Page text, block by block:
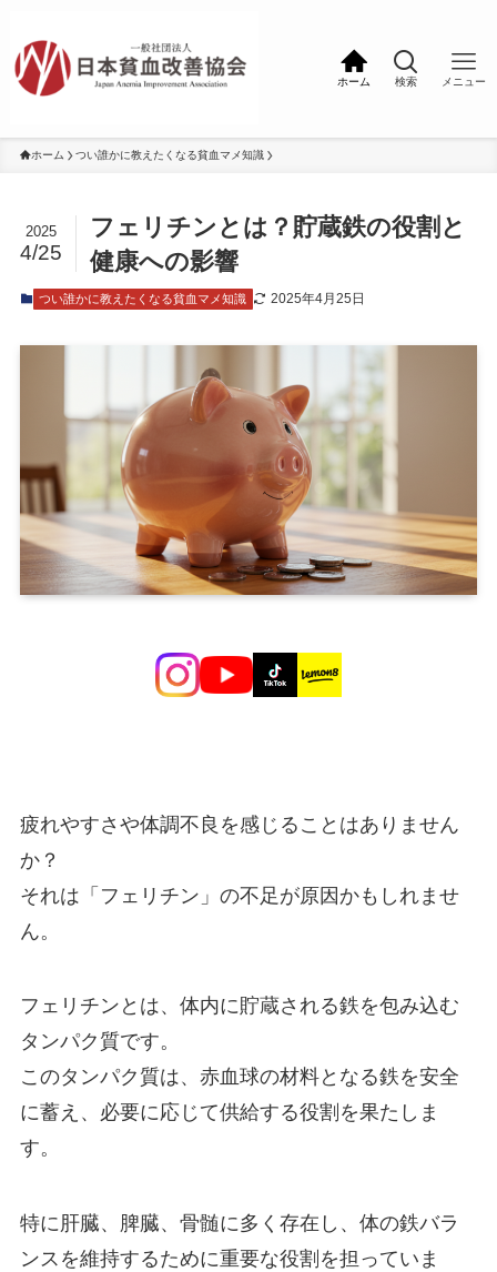
ホーム 検索 メニュー
ホーム つい誰かに教えたくなる貧血マメ知識
フェリチンとは？貯蔵鉄の役割と
健康への影響
2025
4/25
つい誰かに教えたくなる貧血マメ知識 2025年4月25日
疲れやすさや体調不良を感じることはありません
か？
それは「フェリチン」の不足が原因かもしれませ
ん。
フェリチンとは、体内に貯蔵される鉄を包み込む
タンパク質です。
このタンパク質は、赤血球の材料となる鉄を安全
に蓄え、必要に応じて供給する役割を果たしま
す。
特に肝臓、脾臓、骨髄に多く存在し、体の鉄バラ
ンスを維持するために重要な役割を担っていま